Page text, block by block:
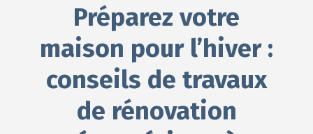
Préparez votre
maison pour l’hiver :
conseils de travaux
de rénovation